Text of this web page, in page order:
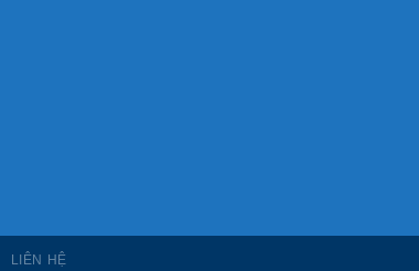
LIÊN HỆ